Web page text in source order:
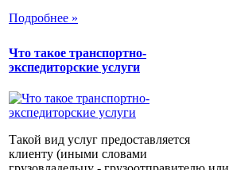
Подробнее »
Что такое транспортно-
экспедиторские услуги
Такой вид услуг предоставляется
клиенту (иными словами